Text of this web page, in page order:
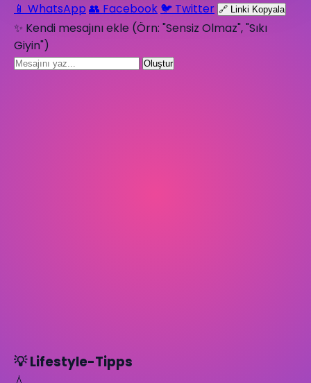
📱 WhatsApp 👥 Facebook 🐦 Twitter 🔗 Linki Kopyala
✨ Kendi mesajını ekle (Örn: "Sensiz Olmaz", "Sıkı
Giyin")
Oluştur
💡 Lifestyle-Tipps